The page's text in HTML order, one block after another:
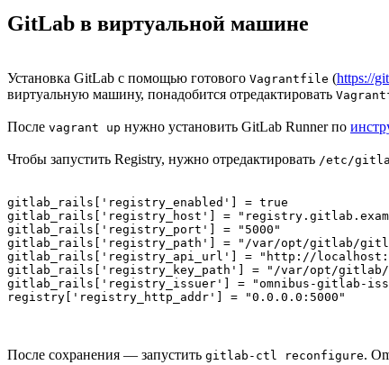
GitLab в виртуальной машине
Установка GitLab с помощью готового Vagrantfile (https://
виртуальную машину, понадобится отредактировать
После vagrant up нужно установить GitLab Runner по
Чтобы запустить Registry, нужно отредактировать /etc/
gitlab_rails['registry_enabled'] = true
gitlab_rails['registry_host'] =
gitlab_rails['registry_port'] = "5000"
gitlab_rails['registry_path'] = "/var/opt/gitlab/
gitlab_rails['registry_api_url'] = "http://
gitlab_rails['registry_key_path'] = "/var/opt/
gitlab_rails['registry_issuer'] = "omnibus-gitlab-
registry['registry_http_addr'] = "0.0.0.0:5000"
После сохранения — запустить gitlab-ctl reconfigure.